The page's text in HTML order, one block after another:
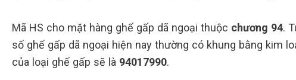
Mã HS cho mặt hàng ghế gấp dã ngoại thuộc chương 94.
số ghế gấp dã ngoại hiện nay thường có khung bằng kim
của loại ghế gấp sẽ là 94017990.